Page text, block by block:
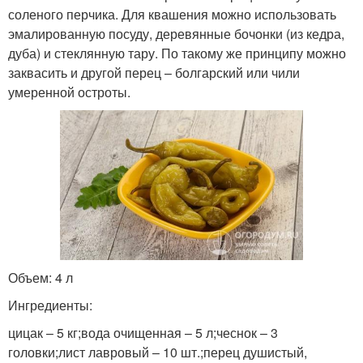
соленого перчика. Для квашения можно использовать
эмалированную посуду, деревянные бочонки (из кедра,
дуба) и стеклянную тару. По такому же принципу можно
заквасить и другой перец – болгарский или чили
умеренной остроты.
Объем: 4 л
Ингредиенты:
цицак – 5 кг;вода очищенная – 5 л;чеснок – 3
головки;лист лавровый – 10 шт.;перец душистый,